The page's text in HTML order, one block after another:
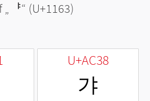
ᅣ“ (U+1163)
U+AC38
갸